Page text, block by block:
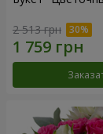
2 513 грн